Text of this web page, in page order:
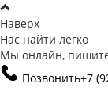
Наверх
Нас найти легко
Мы онлайн,
Позвонить+7